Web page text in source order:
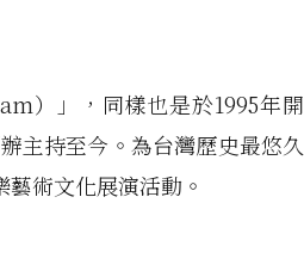
）」，同樣也是於1995年開
主持至今。為台灣歷史最悠久
術文化展演活動。